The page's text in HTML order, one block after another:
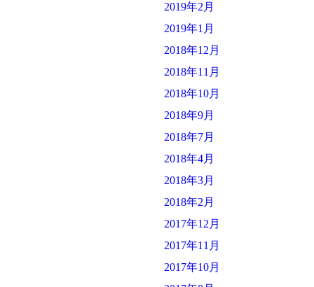
2019年2月
2019年1月
2018年12月
2018年11月
2018年10月
2018年9月
2018年7月
2018年4月
2018年3月
2018年2月
2017年12月
2017年11月
2017年10月